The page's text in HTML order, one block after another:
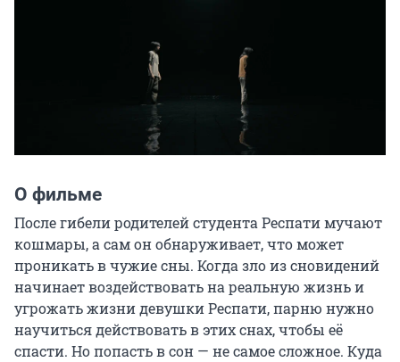
О фильме
После гибели родителей студента Респати мучают
кошмары, а сам он обнаруживает, что может
проникать в чужие сны. Когда зло из сновидений
начинает воздействовать на реальную жизнь и
угрожать жизни девушки Респати, парню нужно
научиться действовать в этих снах, чтобы её
спасти. Но попасть в сон — не самое сложное. Куда